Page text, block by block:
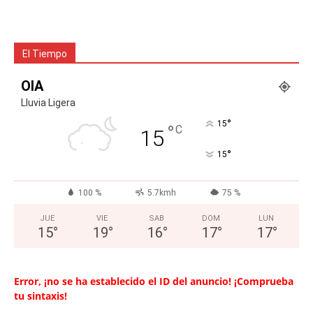
El Tiempo
OIA
Lluvia Ligera
15 °C 15°
15°
100 % 5.7kmh 75 %
JUE
15°
VIE
19°
SAB
16°
DOM
17°
LUN
17°
Error, ¡no se ha establecido el ID del anuncio! ¡Comprueba
tu sintaxis!